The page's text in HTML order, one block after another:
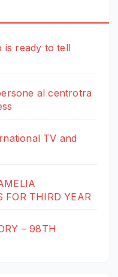
is ready to tell
al centrotra
TV and
FOR THIRD YEAR
– 98TH